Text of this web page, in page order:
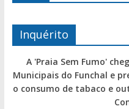
Inquérito
A 'Praia Sem Fumo'
Municipais do Funchal e
o consumo de tabaco e